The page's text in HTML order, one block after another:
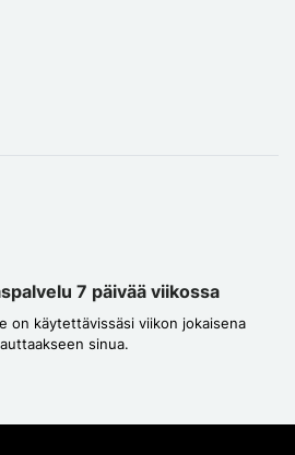
7 päivää viikossa
on käytettävissäsi viikon jokaisena
sinua.